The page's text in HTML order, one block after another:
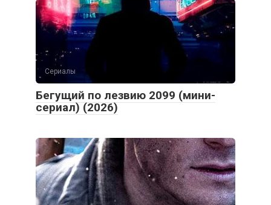
Сериалы
Бегущий по лезвию 2099 (мини-
сериал) (2026)